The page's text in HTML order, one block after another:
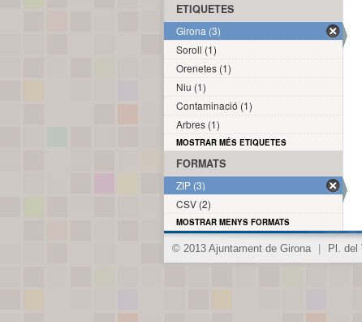
ETIQUETES
Girona (3)
Soroll (1)
Orenetes (1)
Niu (1)
Contaminació (1)
Arbres (1)
MOSTRAR MÉS ETIQUETES
FORMATS
ZIP (3)
CSV (2)
MOSTRAR MENYS FORMATS
© 2013 Ajuntament de Girona Pl. del